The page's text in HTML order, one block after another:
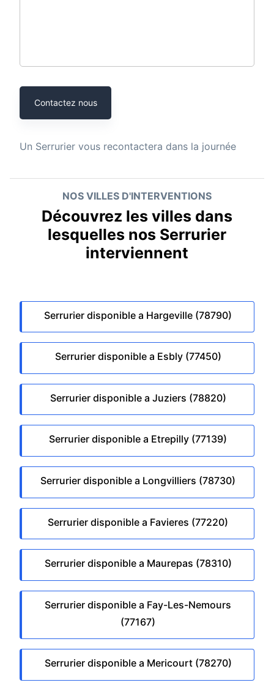
Contactez nous
Un Serrurier vous recontactera dans la journée
NOS VILLES D'INTERVENTIONS
Découvrez les villes dans
lesquelles nos Serrurier
interviennent
Serrurier disponible a Hargeville (78790)
Serrurier disponible a Esbly (77450)
Serrurier disponible a Juziers (78820)
Serrurier disponible a Etrepilly (77139)
Serrurier disponible a Longvilliers (78730)
Serrurier disponible a Favieres (77220)
Serrurier disponible a Maurepas (78310)
Serrurier disponible a Fay-Les-Nemours
(77167)
Serrurier disponible a Mericourt (78270)